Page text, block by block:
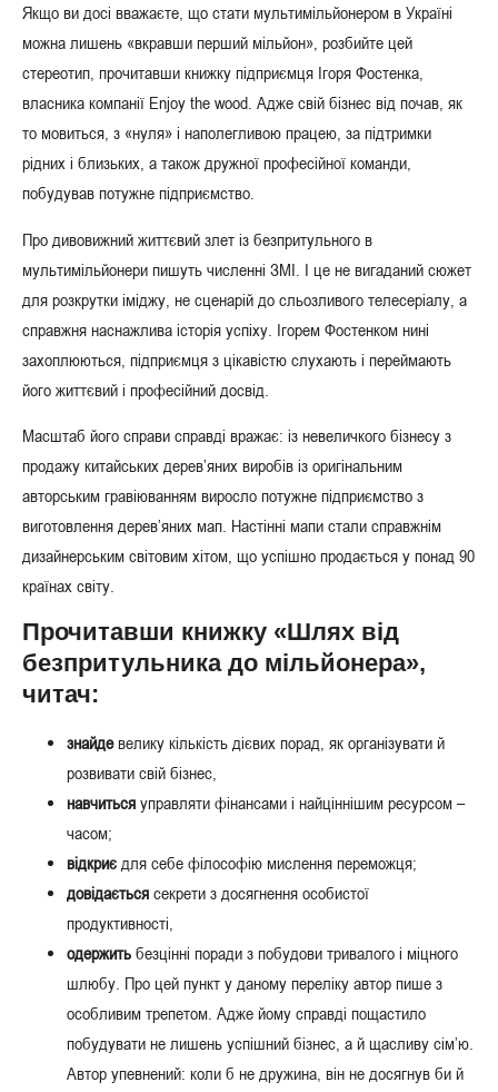
Якщо ви досі вважаєте, що стати мультимільйонером в Україні
можна лишень «вкравши перший мільйон», розбийте цей
стереотип, прочитавши книжку підприємця Ігоря Фостенка,
власника компанії Enjoy the wood. Адже свій бізнес від почав, як
то мовиться, з «нуля» і наполегливою працею, за підтримки
рідних і близьких, а також дружної професійної команди,
побудував потужне підприємство.
Про дивовижний життєвий злет із безпритульного в
мультимільйонери пишуть численні ЗМІ. І це не вигаданий сюжет
для розкрутки іміджу, не сценарій до сльозливого телесеріалу, а
справжня наснажлива історія успіху. Ігорем Фостенком нині
захоплюються, підприємця з цікавістю слухають і переймають
його життєвий і професійний досвід.
Масштаб його справи справді вражає: із невеличкого бізнесу з
продажу китайських дерев’яних виробів із оригінальним
авторським гравіюванням виросло потужне підприємство з
виготовлення дерев’яних мап. Настінні мапи стали справжнім
дизайнерським світовим хітом, що успішно продається у понад 90
країнах світу.
Прочитавши книжку «Шлях від
безпритульника до мільйонера»,
читач:
знайдевелику кількість дієвих порад, як організувати й
розвивати свій бізнес,
навчиться управляти фінансами і найціннішим ресурсом –
часом;
відкриє для себе філософію мислення переможця;
довідається секрети з досягнення особистої
продуктивності,
одержить безцінні поради з побудови тривалого і міцного
шлюбу. Про цей пункт у даному переліку автор пише з
особливим трепетом. Адже йому справді пощастило
побудувати не лишень успішний бізнес, а й щасливу сім’ю.
Автор упевнений: коли б не дружина, він не досягнув би й